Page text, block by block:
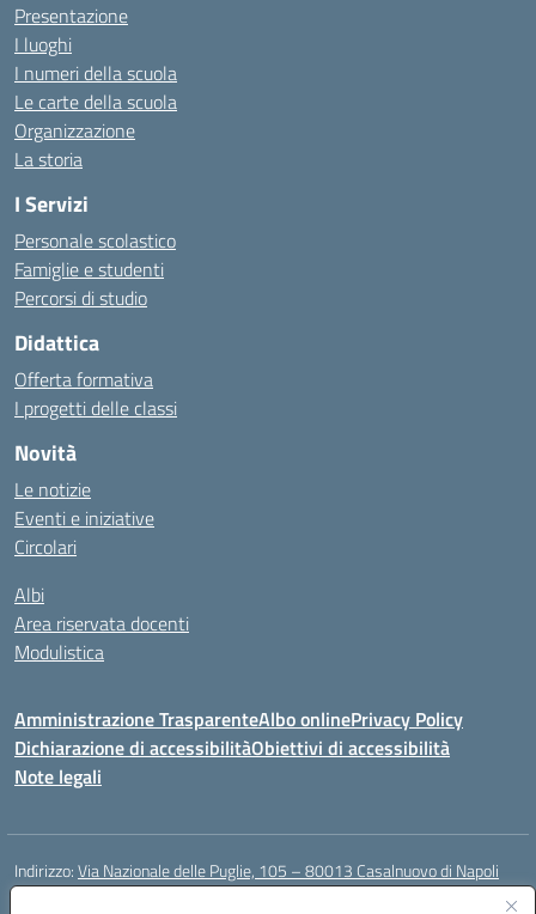
Presentazione
I luoghi
I numeri della scuola
Le carte della scuola
Organizzazione
La storia
I Servizi
Personale scolastico
Famiglie e studenti
Percorsi di studio
Didattica
Offerta formativa
I progetti delle classi
Novità
Le notizie
Eventi e iniziative
Circolari
Albi
Area riservata docenti
Modulistica
Amministrazione TrasparenteAlbo onlinePrivacy Policy
Dichiarazione di accessibilitàObiettivi di accessibilità
Note legali
Indirizzo:Via Nazionale delle Puglie, 105 – 80013 Casalnuovo di Napoli
Centralino: